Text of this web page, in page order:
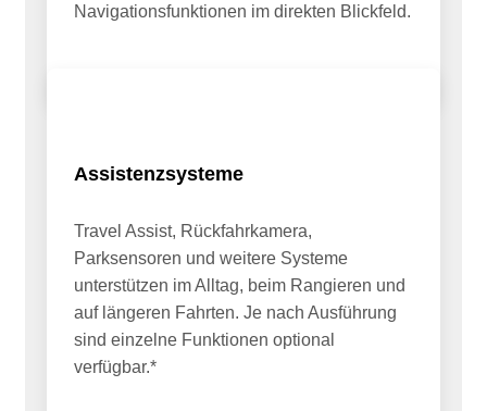
Navigationsfunktionen im direkten Blickfeld.
Assistenzsysteme
Travel Assist, Rückfahrkamera,
Parksensoren und weitere Systeme
unterstützen im Alltag, beim Rangieren und
auf längeren Fahrten. Je nach Ausführung
sind einzelne Funktionen optional
verfügbar.*